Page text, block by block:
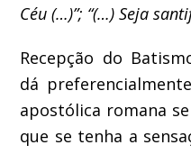
Céu (…)”; “(…) Seja
Recepção do
dá
apostólica romana
que se tenha a